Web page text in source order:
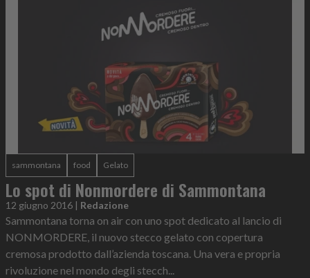
sammontana food Gelato
Lo spot di Nonmordere di Sammontana
12 giugno 2016 | Redazione
Sammontana torna on air con uno spot dedicato al lancio di
NONMORDERE, il nuovo stecco gelato con copertura
cremosa prodotto dall’azienda toscana. Una vera e propria
rivoluzione nel mondo degli stecch...